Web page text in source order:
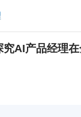
AI产品经理